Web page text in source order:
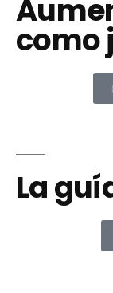
como
La